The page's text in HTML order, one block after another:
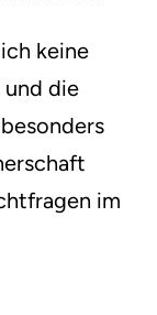
keine
die
im